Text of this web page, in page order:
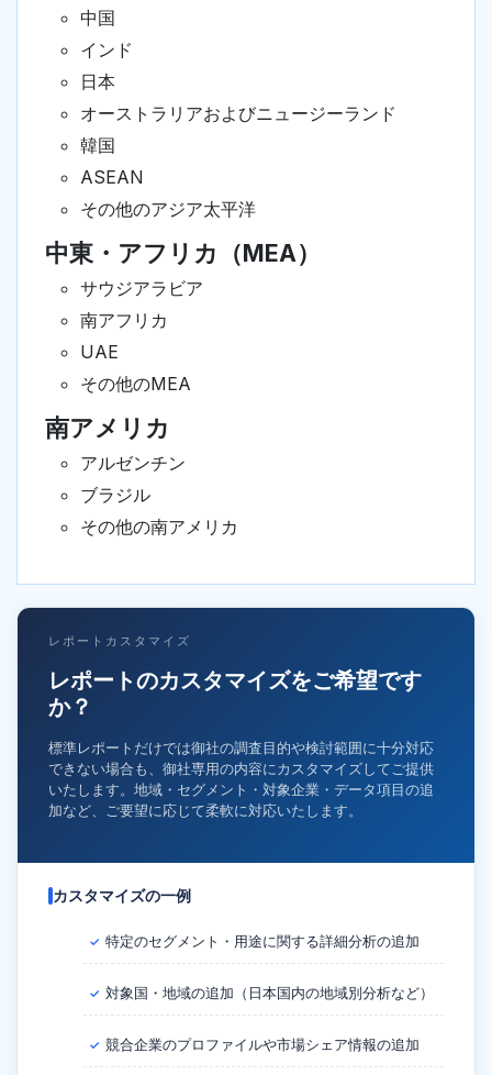
中国
インド
日本
オーストラリアおよびニュージーランド
韓国
ASEAN
その他のアジア太平洋
中東・アフリカ（MEA）
サウジアラビア
南アフリカ
UAE
その他のMEA
南アメリカ
アルゼンチン
ブラジル
その他の南アメリカ
レポートカスタマイズ
レポートのカスタマイズをご希望です
か？
標準レポートだけでは御社の調査目的や検討範囲に十分対応
できない場合も、御社専用の内容にカスタマイズしてご提供
いたします。地域・セグメント・対象企業・データ項目の追
加など、ご要望に応じて柔軟に対応いたします。
カスタマイズの一例
✓ 特定のセグメント・用途に関する詳細分析の追加
✓ 対象国・地域の追加（日本国内の地域別分析など）
✓ 競合企業のプロファイルや市場シェア情報の追加